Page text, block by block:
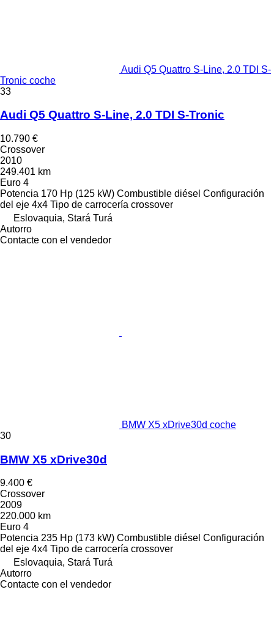
Audi Q5 Quattro S-Line, 2.0 TDI S-
Tronic coche
33
Audi Q5 Quattro S-Line, 2.0 TDI S-Tronic
10.790 €
Crossover
2010
249.401 km
Euro 4
Potencia 170 Hp (125 kW) Combustible diésel Configuración
del eje 4x4 Tipo de carrocería crossover
Eslovaquia, Stará Turá
Autorro
Contacte con el vendedor
BMW X5 xDrive30d coche
30
BMW X5 xDrive30d
9.400 €
Crossover
2009
220.000 km
Euro 4
Potencia 235 Hp (173 kW) Combustible diésel Configuración
del eje 4x4 Tipo de carrocería crossover
Eslovaquia, Stará Turá
Autorro
Contacte con el vendedor